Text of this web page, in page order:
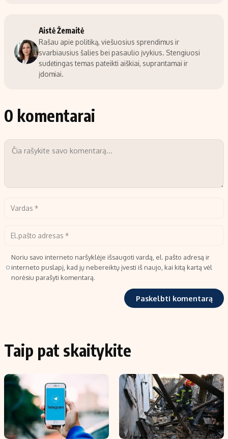
Aistė Žemaitė
Rašau apie politiką, viešuosius sprendimus ir
svarbiausius šalies bei pasaulio įvykius. Stengiuosi
sudėtingas temas pateikti aiškiai, suprantamai ir
įdomiai.
0 komentarai
Noriu savo interneto naršyklėje išsaugoti vardą, el. pašto adresą ir
interneto puslapį, kad jų nebereiktų įvesti iš naujo, kai kitą kartą vėl
norėsiu parašyti komentarą.
Taip pat skaitykite